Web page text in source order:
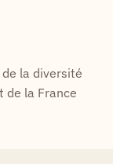
la diversité
de la France